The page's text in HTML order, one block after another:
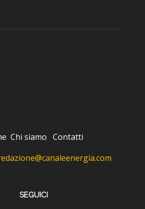
Chi siamo Contatti
SEGUICI